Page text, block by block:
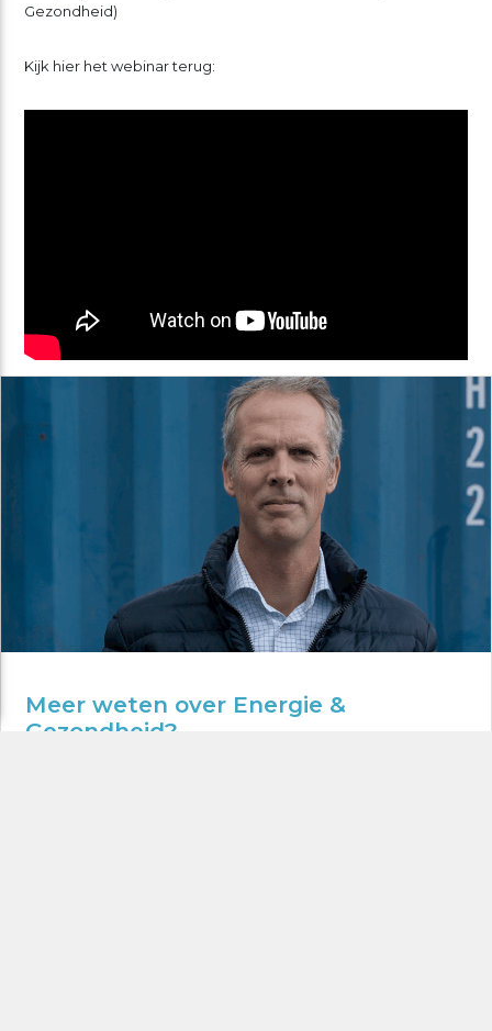
Gezondheid)
Kijk hier het webinar terug:
Meer weten over Energie &
Gezondheid?